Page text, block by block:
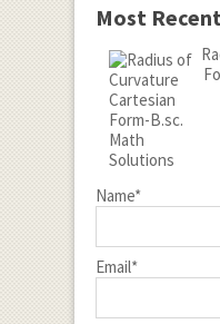
Most
Name*
Email*